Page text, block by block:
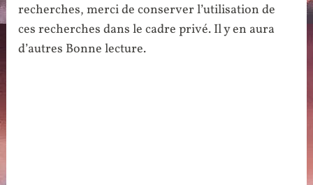
recherches, merci de conserver l’utilisation de
ces recherches dans le cadre privé. Il y en aura
d’autres Bonne lecture.